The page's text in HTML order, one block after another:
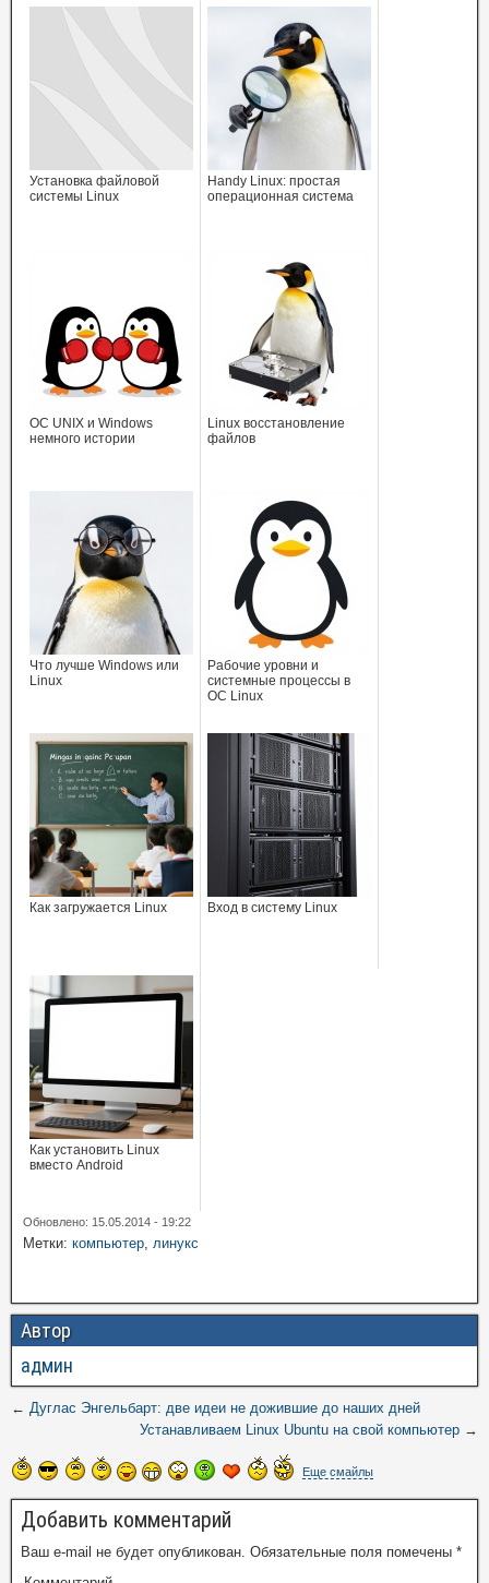
Установка файловой
системы Linux
Handy Linux: простая
операционная система
ОС UNIX и Windows
немного истории
Linux восстановление
файлов
Что лучше Windows или
Linux
Рабочие уровни и
системные процессы в
ОС Linux
Как загружается Linux Вход в систему Linux
Как установить Linux
вместо Android
Обновлено: 15.05.2014 - 19:22
Метки: компьютер, линукс
Автор
админ
← Дуглас Энгельбарт: две идеи не дожившие до наших дней
Устанавливаем Linux Ubuntu на свой компьютер →
Еще смайлы
Добавить комментарий
Ваш e-mail не будет опубликован. Обязательные поля помечены *